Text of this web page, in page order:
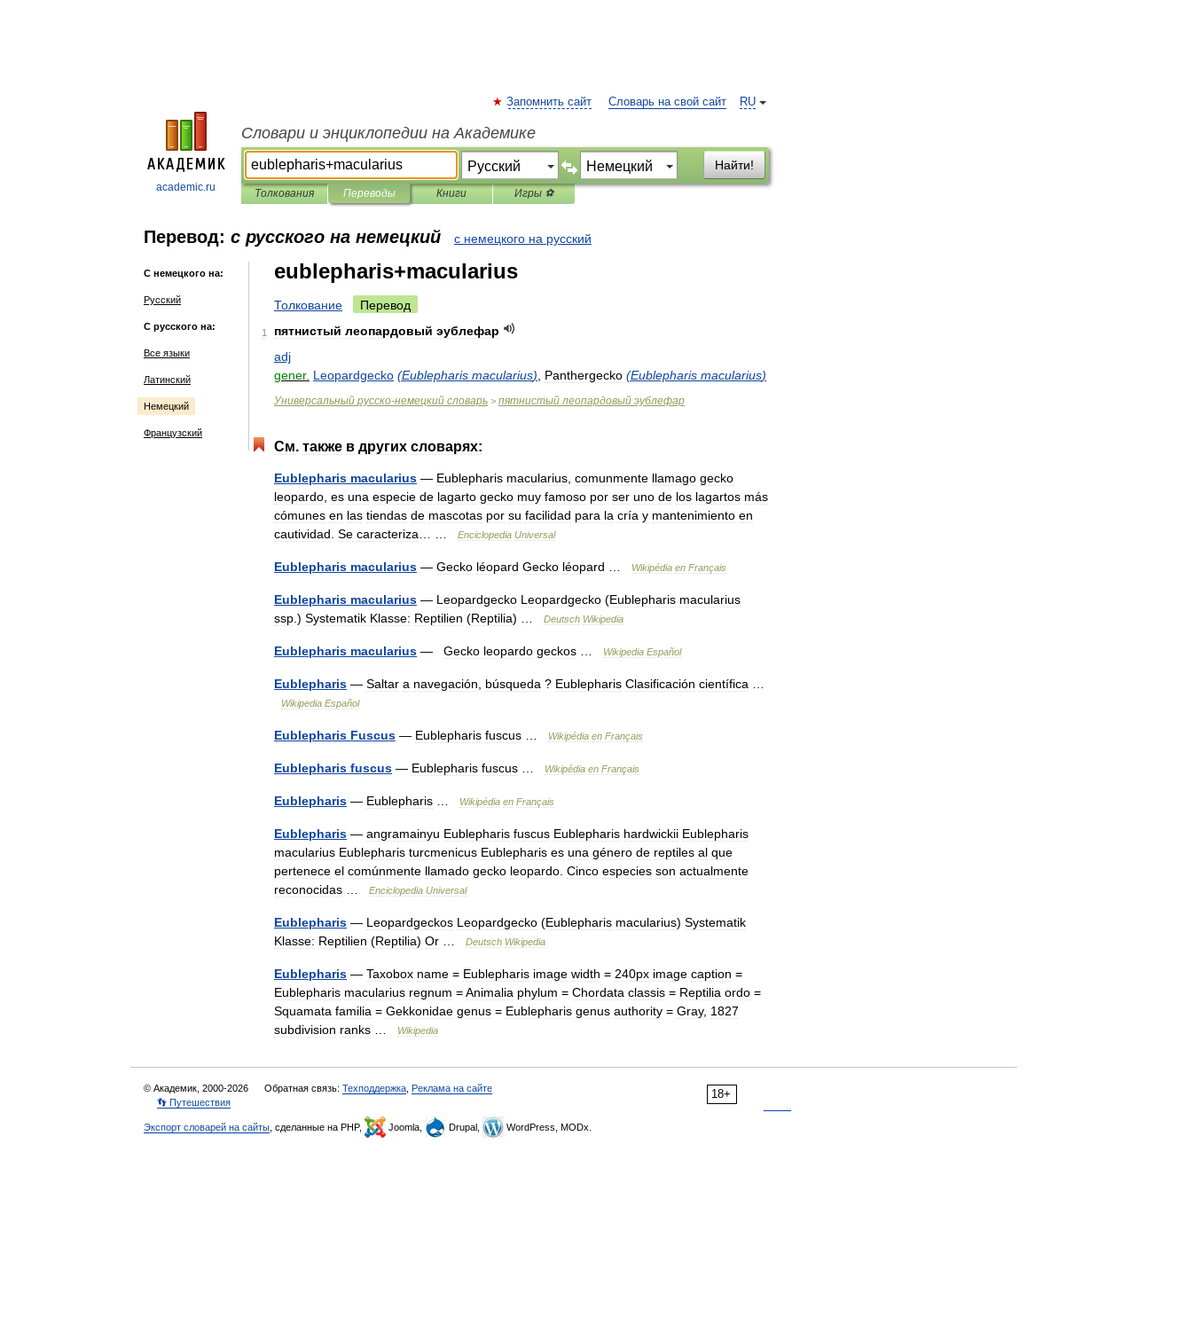
academic.ru
RU
Запомнить сайт Словарь на свой сайт
Словари и энциклопедии на Академике
Найти!
Толкования Переводы Книги Игры ⚽
Перевод: с русского на немецкий с немецкого на русский
С немецкого на:
Русский
С русского на:
Все языки
Латинский
Немецкий
Французский
eublepharis+macularius
Толкование Перевод
1 пятнистый леопардовый эублефар
adj
gener. Leopardgecko (Eublepharis macularius) Panthergecko (Eublepharis macularius)
Универсальный русско-немецкий словарь > пятнистый леопардовый эублефар
См. также в других словарях:
Eublepharis macularius — Eublepharis macularius comunmente llamago gecko
leopardo es una especie de lagarto gecko muy famoso por ser uno de los lagartos más
cómunes en las tiendas de mascotas por su facilidad para la cría y mantenimiento en
cautividad Se caracteriza Enciclopedia Universal
Eublepharis macularius — Gecko léopard Gecko léopard Wikipédia en Français
Eublepharis macularius — Leopardgecko Leopardgecko (Eublepharis macularius
ssp .) Systematik Klasse: Reptilien (Reptilia) … Deutsch Wikipedia
Eublepharis macularius — Gecko leopardo geckos Wikipedia Español
Eublepharis — Saltar a navegación búsqueda ? Eublepharis Clasificación científica
Wikipedia Español
Eublepharis Fuscus — Eublepharis fuscus Wikipédia en Français
Eublepharis fuscus — Eublepharis fuscus Wikipédia en Français
Eublepharis — Eublepharis Wikipédia en Français
Eublepharis — angramainyu Eublepharis fuscus Eublepharis hardwickii Eublepharis
macularius Eublepharis turcmenicus Eublepharis es una género de reptiles al que
pertenece el comúnmente llamado gecko leopardo Cinco especies son actualmente
reconocidas
Enciclopedia Universal
Eublepharis — Leopardgeckos Leopardgecko (Eublepharis macularius) Systematik
Klasse: Reptilien (Reptilia) Or Deutsch Wikipedia
Eublepharis — Taxobox name = Eublepharis image width = 240px image caption =
Eublepharis macularius regnum =Animalia phylum = Chordata classis = Reptilia ordo =
Squamata familia = Gekkonidae genus = Eublepharis genus authority = Gray, 1827
subdivision ranks Wikipedia
18+
© Академик, 2000-2026 Обратная связь: Техподдержка Реклама на сайте
👣 Путешествия
Экспорт словарей на сайты , сделанные на PHP, Joomla, Drupal, WordPress, MODx.